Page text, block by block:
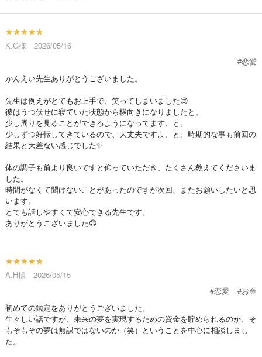
★★★★★
K.G様 2026/05/16
#恋愛
かんえい先生ありがとうございました。
先生は例えがとてもお上手で、笑ってしまいました😊
彼はうつ伏せに寝ていた状態から横向きになりましたと。
少し周りを見ることができるようになってます、と。
少しずつ好転してきているので、大丈夫ですよ、と。時期的な事も前回の
結果と大差ない感じでした✨
体の調子も前より良いですと仰っていただき、たくさん教えてくださいま
した。
時間がなくて聞けないことがあったのですが次回、またお願いしたいと思
います。
とても話しやすくて安心できる先生です。
ありがとうございました😊
★★★★★
A.H様 2026/05/15
#恋愛
#お金
初めての鑑定をありがとうございました。
生々しい話ですが、未来の夢を実現するための資金を貯められるのか、そ
もそもその夢は無謀ではないのか（笑）ということを中心に相談しまし
た。